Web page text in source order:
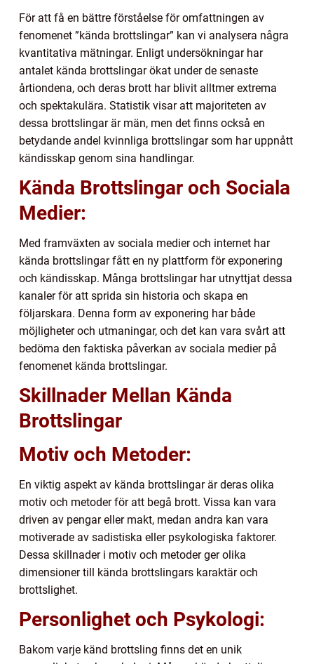
För att få en bättre förståelse för omfattningen av
fenomenet ”kända brottslingar” kan vi analysera några
kvantitativa mätningar. Enligt undersökningar har
antalet kända brottslingar ökat under de senaste
årtiondena, och deras brott har blivit alltmer extrema
och spektakulära. Statistik visar att majoriteten av
dessa brottslingar är män, men det finns också en
betydande andel kvinnliga brottslingar som har uppnått
kändisskap genom sina handlingar.
Kända Brottslingar och Sociala
Medier:
Med framväxten av sociala medier och internet har
kända brottslingar fått en ny plattform för exponering
och kändisskap. Många brottslingar har utnyttjat dessa
kanaler för att sprida sin historia och skapa en
följarskara. Denna form av exponering har både
möjligheter och utmaningar, och det kan vara svårt att
bedöma den faktiska påverkan av sociala medier på
fenomenet kända brottslingar.
Skillnader Mellan Kända
Brottslingar
Motiv och Metoder:
En viktig aspekt av kända brottslingar är deras olika
motiv och metoder för att begå brott. Vissa kan vara
driven av pengar eller makt, medan andra kan vara
motiverade av sadistiska eller psykologiska faktorer.
Dessa skillnader i motiv och metoder ger olika
dimensioner till kända brottslingars karaktär och
brottslighet.
Personlighet och Psykologi:
Bakom varje känd brottsling finns det en unik